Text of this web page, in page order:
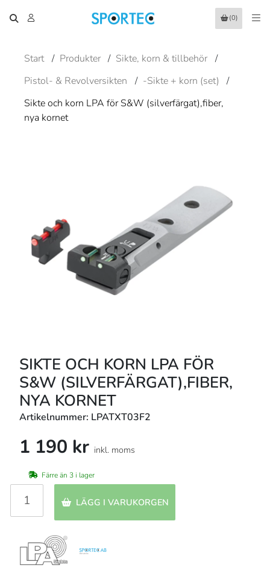
(0)
Start / Produkter / Sikte, korn & tillbehör /
Pistol- & Revolversikten
/ -Sikte + korn (set)
/
Sikte och korn LPA för S&W (silverfärgat),fiber,
nya kornet
SIKTE OCH KORN LPA FÖR
S&W (SILVERFÄRGAT),FIBER,
NYA KORNET
Artikelnummer: LPATXT03F2
1 190 kr inkl. moms
Färre än 3 i lager
LÄGG I VARUKORGEN